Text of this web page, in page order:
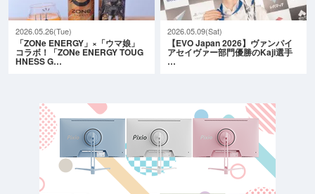
2026.05.26(Tue)
「ZONe ENERGY」×「ウマ娘」
コラボ！「ZONe ENERGY TOUG
HNESS G…
2026.05.09(Sat)
【EVO Japan 2026】ヴァンパイ
アセイヴァー部門優勝のKaji選手
…